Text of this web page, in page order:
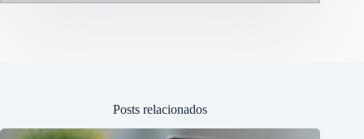
Posts relacionados